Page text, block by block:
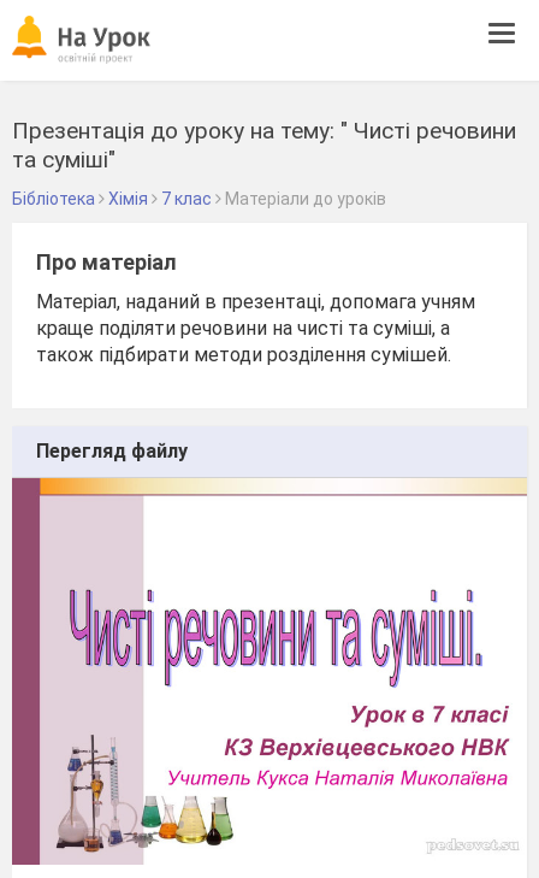
Презентація до уроку на тему: " Чисті речовини
та суміші"
Бібліотека Хімія 7 клас Матеріали до уроків
Про матеріал
Матеріал, наданий в презентаці, допомага учням
краще поділяти речовини на чисті та суміші, а
також підбирати методи розділення сумішей.
Перегляд файлу